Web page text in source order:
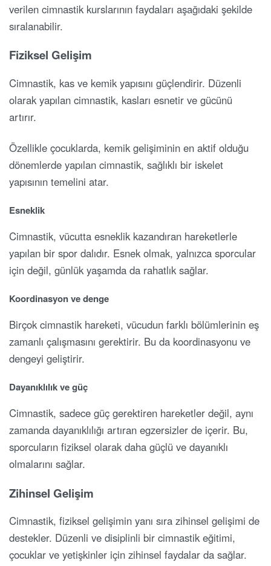
verilen cimnastik kurslarının faydaları aşağıdaki şekilde
sıralanabilir.
Fiziksel Gelişim
Cimnastik, kas ve kemik yapısını güçlendirir. Düzenli
olarak yapılan cimnastik, kasları esnetir ve gücünü
artırır.
Özellikle çocuklarda, kemik gelişiminin en aktif olduğu
dönemlerde yapılan cimnastik, sağlıklı bir iskelet
yapısının temelini atar.
Esneklik
Cimnastik, vücutta esneklik kazandıran hareketlerle
yapılan bir spor dalıdır. Esnek olmak, yalnızca sporcular
için değil, günlük yaşamda da rahatlık sağlar.
Koordinasyon ve denge
Birçok cimnastik hareketi, vücudun farklı bölümlerinin eş
zamanlı çalışmasını gerektirir. Bu da koordinasyonu ve
dengeyi geliştirir.
Dayanıklılık ve güç
Cimnastik, sadece güç gerektiren hareketler değil, aynı
zamanda dayanıklılığı artıran egzersizler de içerir. Bu,
sporcuların fiziksel olarak daha güçlü ve dayanıklı
olmalarını sağlar.
Zihinsel Gelişim
Cimnastik, fiziksel gelişimin yanı sıra zihinsel gelişimi de
destekler. Düzenli ve disiplinli bir cimnastik eğitimi,
çocuklar ve yetişkinler için zihinsel faydalar da sağlar.